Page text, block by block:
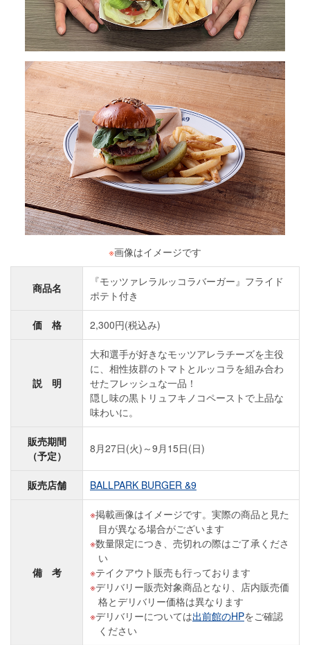
※画像はイメージです
商品名
『モッツァレラルッコラバーガー』フライド
ポテト付き
価 格 2,300円(税込み)
説 明
大和選手が好きなモッツアレラチーズを主役
に、相性抜群のトマトとルッコラを組み合わ
せたフレッシュな一品！
隠し味の黒トリュフキノコペーストで上品な
味わいに。
販売期間
（予定）
8月27日(火)～9月15日(日)
販売店舗 BALLPARK BURGER &9
備 考
掲載画像はイメージです。実際の商品と見た
目が異なる場合がございます
数量限定につき、売切れの際はご了承くださ
い
テイクアウト販売も行っております
デリバリー販売対象商品となり、店内販売価
格とデリバリー価格は異なります
デリバリーについては出前館のHPをご確認
ください